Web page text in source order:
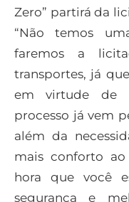
Zero” partirá da
“Não temos
faremos a
transportes, já
em virtude de
processo já vem
além da
mais conforto ao
hora que você
segurança e